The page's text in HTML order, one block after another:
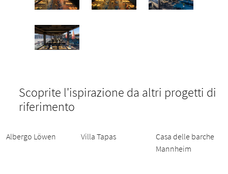
Scoprite l'ispirazione da altri progetti di
riferimento
Albergo Löwen Villa Tapas
Casa delle barche
Mannheim